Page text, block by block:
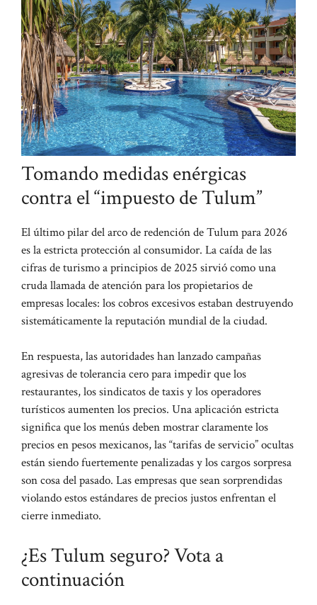
Tomando medidas enérgicas
contra el “impuesto de Tulum”
El último pilar del arco de redención de Tulum para 2026
es la estricta protección al consumidor. La caída de las
cifras de turismo a principios de 2025 sirvió como una
cruda llamada de atención para los propietarios de
empresas locales: los cobros excesivos estaban destruyendo
sistemáticamente la reputación mundial de la ciudad.
En respuesta, las autoridades han lanzado campañas
agresivas de tolerancia cero para impedir que los
restaurantes, los sindicatos de taxis y los operadores
turísticos aumenten los precios. Una aplicación estricta
significa que los menús deben mostrar claramente los
precios en pesos mexicanos, las “tarifas de servicio” ocultas
están siendo fuertemente penalizadas y los cargos sorpresa
son cosa del pasado. Las empresas que sean sorprendidas
violando estos estándares de precios justos enfrentan el
cierre inmediato.
¿Es Tulum seguro? Vota a
continuación